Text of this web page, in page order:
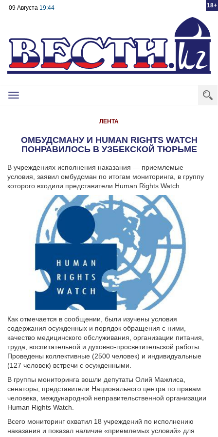
18+
09 Августа 19:44
Toggle
ЛЕНТА
ОМБУДСМАНУ И HUMAN RIGHTS WATCH
ПОНРАВИЛОСЬ В УЗБЕКСКОЙ ТЮРЬМЕ
В учреждениях исполнения наказания — приемлемые
условия, заявил омбудсман по итогам мониторинга, в группу
которого входили представители Human Rights Watch.
Как отмечается в сообщении, были изучены условия
содержания осужденных и порядок обращения с ними,
качество медицинского обслуживания, организации питания,
труда, воспитательной и духовно-просветительской работы.
Проведены коллективные (2500 человек) и индивидуальные
(127 человек) встречи с осужденными.
В группы мониторинга вошли депутаты Олий Мажлиса,
сенаторы, представители Национального центра по правам
человека, международной неправительственной организации
Human Rights Watch.
Всего мониторинг охватил 18 учреждений по исполнению
наказания и показал наличие «приемлемых условий» для